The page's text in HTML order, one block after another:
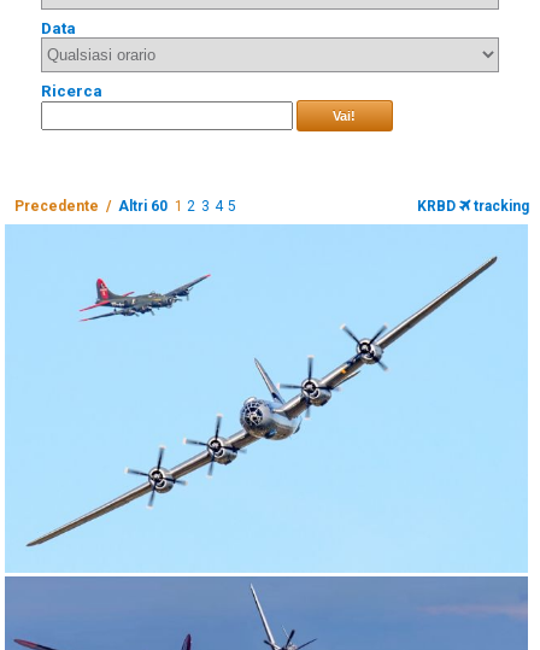
Data
Ricerca
Vai!
Precedente / Altri 60 1 2 3 4 5 KRBD tracking